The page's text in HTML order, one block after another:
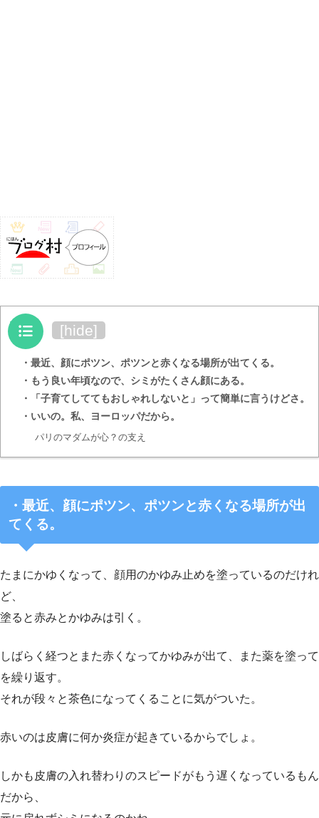
目次 [hide]
・最近、顔にポツン、ポツンと赤くなる場所が出てくる。
・もう良い年頃なので、シミがたくさん顔にある。
・「子育てしててもおしゃれしないと」って簡単に言うけどさ。
・いいの。私、ヨーロッパだから。
パリのマダムが心？の支え
・最近、顔にポツン、ポツンと赤くなる場所が出
てくる。
たまにかゆくなって、顔用のかゆみ止めを塗っているのだけれ
ど、
塗ると赤みとかゆみは引く。
しばらく経つとまた赤くなってかゆみが出て、また薬を塗って
を繰り返す。
それが段々と茶色になってくることに気がついた。
赤いのは皮膚に何か炎症が起きているからでしょ。
しかも皮膚の入れ替わりのスピードがもう遅くなっているもん
だから、